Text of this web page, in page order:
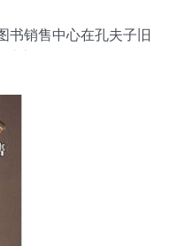
书销售中心在孔夫子旧